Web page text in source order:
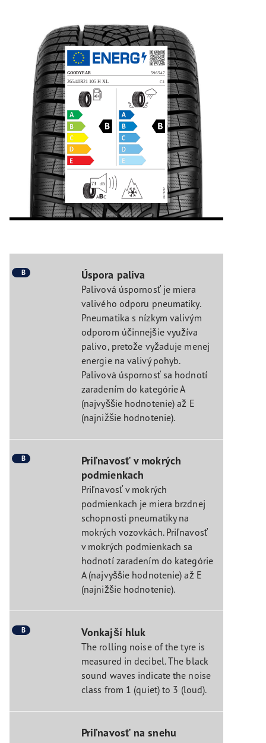
B Úspora paliva
Palivová úspornosť je miera
valivého odporu pneumatiky.
Pneumatika s nízkym valivým
odporom účinnejšie využíva
palivo, pretože vyžaduje menej
energie na valivý pohyb.
Palivová úspornosť sa hodnotí
zaradením do kategórie A
(najvyššie hodnotenie) až E
(najnižšie hodnotenie).
B
Priľnavosť v mokrých
podmienkach
Priľnavosť v mokrých
podmienkach je miera brzdnej
schopnosti pneumatiky na
mokrých vozovkách. Priľnavosť
v mokrých podmienkach sa
hodnotí zaradením do kategórie
A (najvyššie hodnotenie) až E
(najnižšie hodnotenie).
B Vonkajší hluk
The rolling noise of the tyre is
measured in decibel. The black
sound waves indicate the noise
class from 1 (quiet) to 3 (loud).
Priľnavosť na snehu